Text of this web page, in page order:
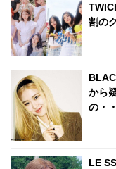
割の
から
の・
LE